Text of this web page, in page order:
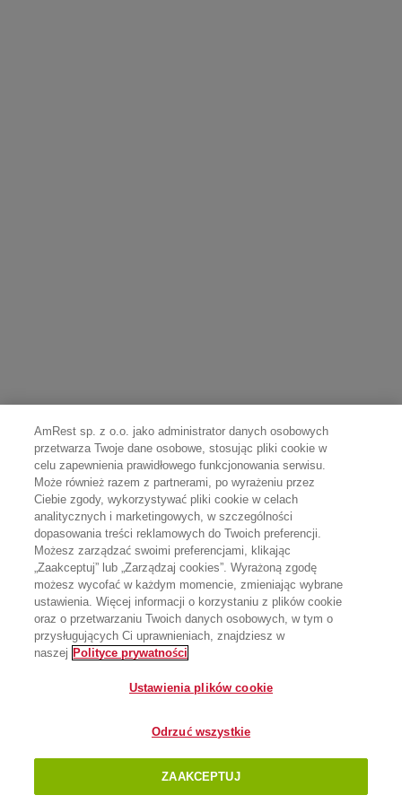
AmRest sp. z o.o. jako administrator danych osobowych
przetwarza Twoje dane osobowe, stosując pliki cookie w
celu zapewnienia prawidłowego funkcjonowania serwisu.
Może również razem z partnerami, po wyrażeniu przez
Ciebie zgody, wykorzystywać pliki cookie w celach
analitycznych i marketingowych, w szczególności
dopasowania treści reklamowych do Twoich preferencji.
Możesz zarządzać swoimi preferencjami, klikając
„Zaakceptuj” lub „Zarządzaj cookies”. Wyrażoną zgodę
możesz wycofać w każdym momencie, zmieniając wybrane
ustawienia. Więcej informacji o korzystaniu z plików cookie
oraz o przetwarzaniu Twoich danych osobowych, w tym o
przysługujących Ci uprawnieniach, znajdziesz w
naszej Polityce prywatności
Ustawienia plików cookie
Odrzuć wszystkie
ZAAKCEPTUJ